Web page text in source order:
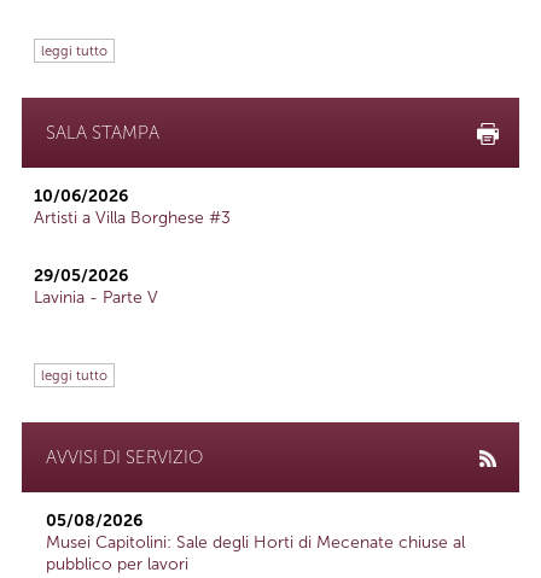
leggi tutto
SALA STAMPA
10/06/2026
Artisti a Villa Borghese #3
29/05/2026
Lavinia - Parte V
leggi tutto
AVVISI DI SERVIZIO
05/08/2026
Musei Capitolini: Sale degli Horti di Mecenate chiuse al
pubblico per lavori